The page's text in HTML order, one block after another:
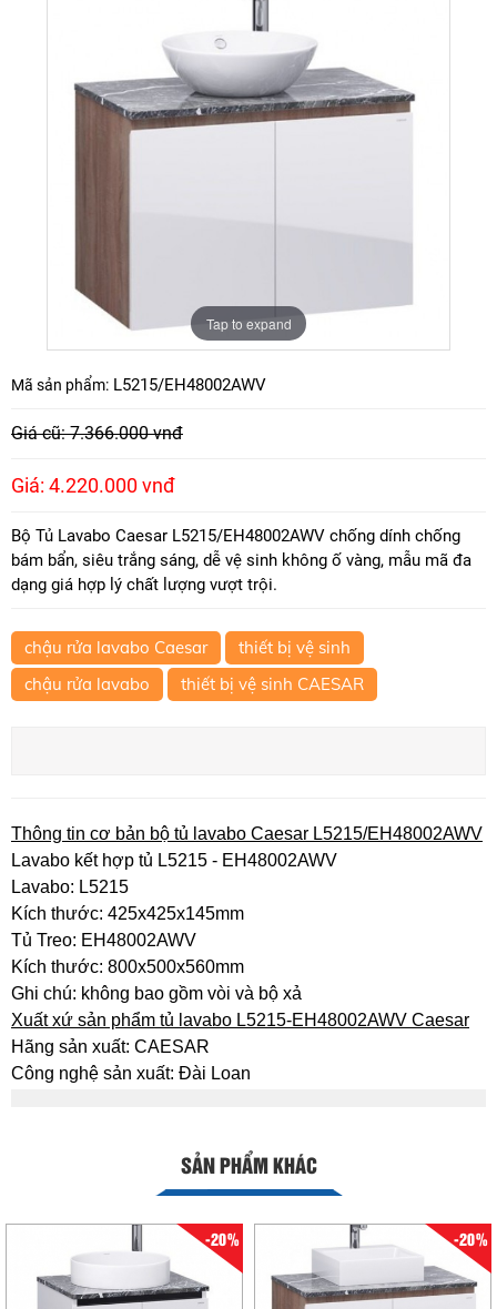
Tap to expand
Mã sản phẩm: L5215/EH48002AWV
Giá cũ: 7.366.000 vnđ
Giá: 4.220.000 vnđ
Bộ Tủ Lavabo Caesar L5215/EH48002AWV chống dính chống
bám bẩn, siêu trắng sáng, dễ vệ sinh không ố vàng, mẫu mã đa
dạng giá hợp lý chất lượng vượt trội.
chậu rửa lavabo Caesar
thiết bị vệ sinh
chậu rửa lavabo
thiết bị vệ sinh CAESAR
Thông tin cơ bản bộ tủ lavabo Caesar L5215/EH48002AWV
Lavabo kết hợp tủ L5215 - EH48002AWV
Lavabo: L5215
Kích thước: 425x425x145mm
Tủ Treo: EH48002AWV
Kích thước: 800x500x560mm
Ghi chú: không bao gồm vòi và bộ xả
Xuất xứ sản phẩm tủ lavabo L5215-EH48002AWV Caesar
Hãng sản xuất: CAESAR
Công nghệ sản xuất: Đài Loan
SẢN PHẨM KHÁC
-20% -20%